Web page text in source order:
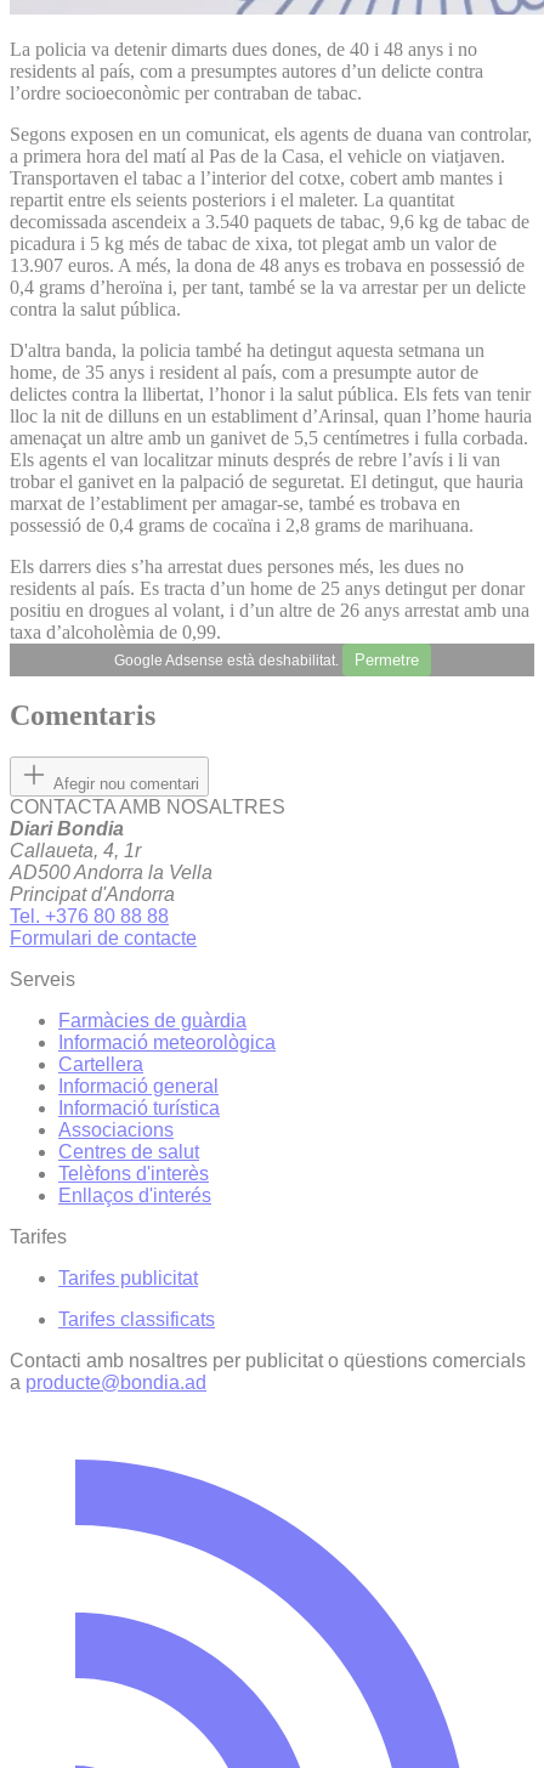
La policia va detenir dimarts dues dones, de 40 i 48 anys i no
residents al país, com a presumptes autores d’un delicte contra
l’ordre socioeconòmic per contraban de tabac.
Segons exposen en un comunicat, els agents de duana van controlar,
a primera hora del matí al Pas de la Casa, el vehicle on viatjaven.
Transportaven el tabac a l’interior del cotxe, cobert amb mantes i
repartit entre els seients posteriors i el maleter. La quantitat
decomissada ascendeix a 3.540 paquets de tabac, 9,6 kg de tabac de
picadura i 5 kg més de tabac de xixa, tot plegat amb un valor de
13.907 euros. A més, la dona de 48 anys es trobava en possessió de
0,4 grams d’heroïna i, per tant, també se la va arrestar per un delicte
contra la salut pública.
D'altra banda, la policia també ha detingut aquesta setmana un
home, de 35 anys i resident al país, com a presumpte autor de
delictes contra la llibertat, l’honor i la salut pública. Els fets van tenir
lloc la nit de dilluns en un establiment d’Arinsal, quan l’home hauria
amenaçat un altre amb un ganivet de 5,5 centímetres i fulla corbada.
Els agents el van localitzar minuts després de rebre l’avís i li van
trobar el ganivet en la palpació de seguretat. El detingut, que hauria
marxat de l’establiment per amagar-se, també es trobava en
possessió de 0,4 grams de cocaïna i 2,8 grams de marihuana.
Els darrers dies s’ha arrestat dues persones més, les dues no
residents al país. Es tracta d’un home de 25 anys detingut per donar
positiu en drogues al volant, i d’un altre de 26 anys arrestat amb una
taxa d’alcoholèmia de 0,99.
Google Adsense està deshabilitat. Permetre
Comentaris
Afegir nou comentari
CONTACTA AMB NOSALTRES
Diari Bondia
Callaueta, 4, 1r
AD500 Andorra la Vella
Principat d'Andorra
Tel. +376 80 88 88
Formulari de contacte
Serveis
Farmàcies de guàrdia
Informació meteorològica
Cartellera
Informació general
Informació turística
Associacions
Centres de salut
Telèfons d'interès
Enllaços d'interés
Tarifes
Tarifes publicitat
Tarifes classificats
Contacti amb nosaltres per publicitat o qüestions comercials
a producte@bondia.ad